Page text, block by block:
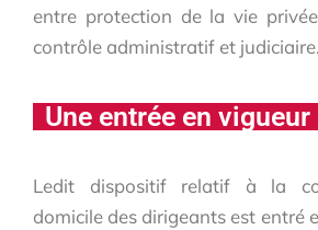
entre protection de la vie
contrôle administratif et judiciaire.
Une entrée en
Ledit dispositif relatif à la
domicile des dirigeants est entré